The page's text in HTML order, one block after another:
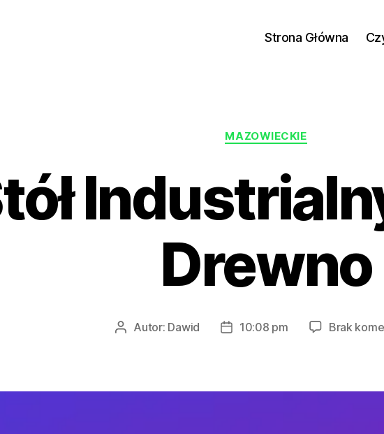
Strona Główna
Kategorie
MAZOWIECKIE
Drewno
AutorAutor: Dawid
Data10:08 pm Brak